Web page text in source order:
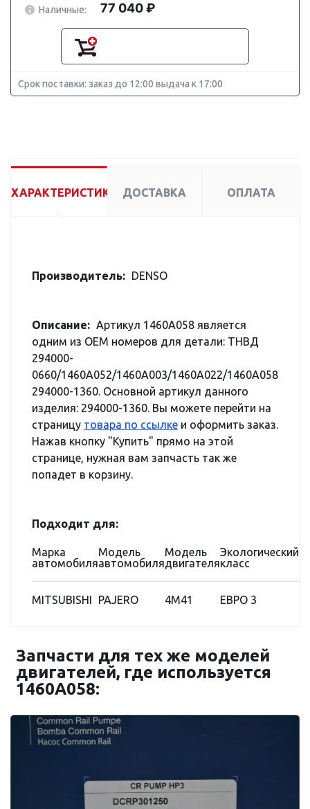
Наличные:
77 040 ₽
Срок поставки: заказ до 12:00 выдача к 17:00
ХАРАКТЕРИСТИКИ ДОСТАВКА ОПЛАТА
Производитель: DENSO
Описание: Артикул 1460A058 является
одним из OEM номеров для детали: ТНВД
294000-
0660/1460A052/1460A003/1460A022/1460A058
294000-1360. Основной артикул данного
изделия: 294000-1360. Вы можете перейти на
страницу товара по ссылке и оформить заказ.
Нажав кнопку "Купить" прямо на этой
странице, нужная вам запчасть так же
попадет в корзину.
Подходит для:
Марка
автомобиля
Модель
автомобиля
Модель
двигателя
Экологический
класс
MITSUBISHI PAJERO 4M41 ЕВРО 3
Запчасти для тех же моделей
двигателей, где используется
1460A058: